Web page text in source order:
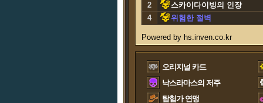
2
스카이다이빙의 인장
4
위험한 절벽
오리지널 카드
낙스라마스의 저주
탐험가 연맹